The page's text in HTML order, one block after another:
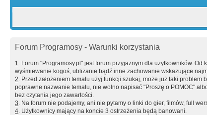
Forum Programosy - Warunki korzystania
1. Forum "Programosy.pl" jest forum przyjaznym dla użytkowników. Od
wyśmiewanie kogoś, ubliżanie bądź inne zachowanie wskazujące
2. Przed założeniem tematu użyj funkcji szukaj, może już taki
poprawne nazwanie tematu, nie wolno napisać "Proszę o POMOC"
bez czytania jego zawartości.
3. Na forum nie podajemy, ani nie pytamy o linki do gier, filmów, full
4. Użytkownicy mający na koncie 3 ostrzeżenia będą banowani.